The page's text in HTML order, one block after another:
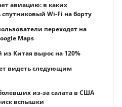
авиацию: в каких
Wi-Fi на борту
переходят на
Maps
Китая вырос на 120%
видеть следующим
из-за салата в США
вспышки